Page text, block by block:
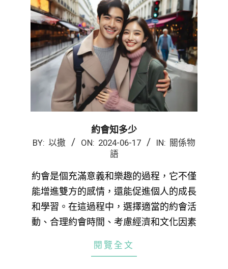
約會知多少
2024-
17
BY: 以撒 ON: 2024-06-17 IN: 關係物
語
約會是個充滿意義和樂趣的過程，它不僅
能增進雙方的感情，還能促進個人的成長
和學習。在這過程中，選擇適當的約會活
動、合理約會時間、考慮經濟和文化因素
閱覽全文